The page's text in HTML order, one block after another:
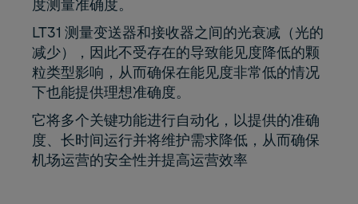
度测量准确度。
LT31 测量变送器和接收器之间的光衰减（光的
减少），因此不受存在的导致能见度降低的颗
粒类型影响，从而确保在能见度非常低的情况
下也能提供理想准确度。
它将多个关键功能进行自动化，以提供的准确
度、长时间运行并将维护需求降低，从而确保
机场运营的安全性并提高运营效率